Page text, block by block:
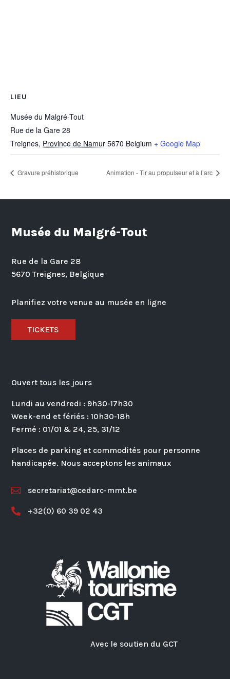
LIEU
Musée du Malgré-Tout
Rue de la Gare 28
Treignes, Province de Namur 5670 Belgium + Google Map
Gravure préhistorique Animation - Tir au propulseur et à l’arc
Musée du Malgré-Tout
Rue de la Gare 28
5670 Treignes, Belgique
Planifiez votre venue au musée en ligne
TICKETS
Ouvert tous les jours
Lundi au vendredi : 9h30-17h30
Week-end et fériés : 10h30-18h
Fermé : 01/01 & 24, 25, 31/12
Places de parking et commodités pour personne
handicapée. Nous acceptons les animaux
 secretariat@cedarc-mmt.be
 +32(0) 60 39 02 43
Avec le soutien du GCT